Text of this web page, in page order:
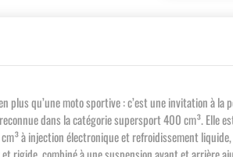
qu’une moto sportive : c’est une invitation à
dans la catégorie supersport 400 cm³. Elle
à injection électronique et refroidissement